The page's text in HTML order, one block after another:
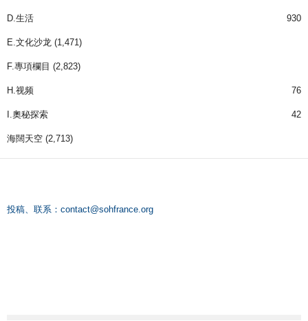
D.生活 930
E.文化沙龙 (1,471)
F.專項欄目 (2,823)
H.视频 76
I.奧秘探索 42
海闊天空 (2,713)
投稿、联系： contact@sohfrance.org